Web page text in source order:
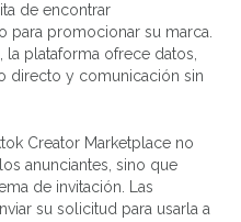
de encontrar
para promocionar su marca.
la plataforma ofrece datos,
directo y comunicación sin
Creator Marketplace no
anunciantes, sino que
de invitación. Las
su solicitud para usarla a